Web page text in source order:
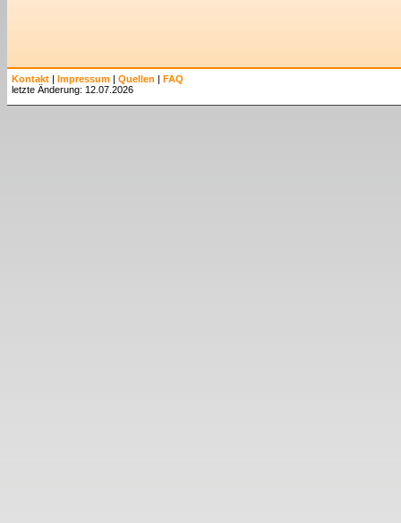
Kontakt | Impressum | Quellen | FAQ
letzte Änderung: 12.07.2026